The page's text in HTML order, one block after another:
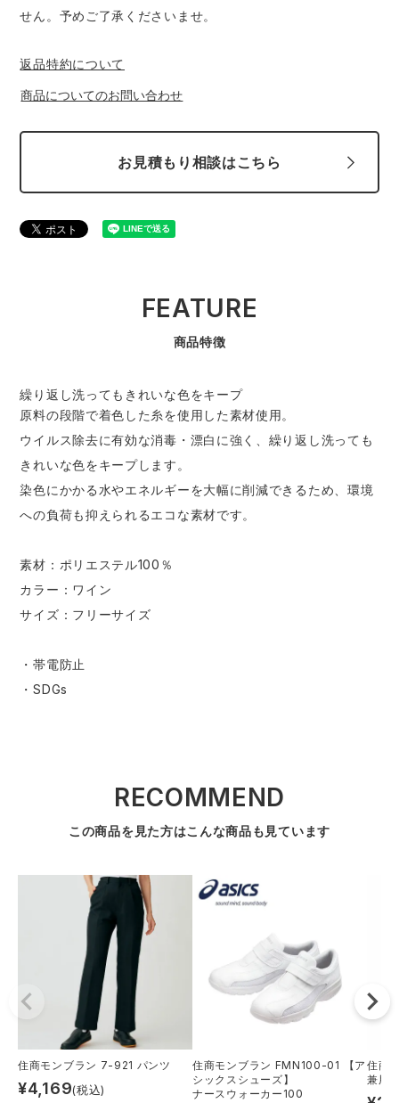
福山ゴム工業
せん。予めご了承くださいませ。
返品特約について
商品についてのお問い合わせ
お見積もり相談はこちら
FEATURE
商品特徴
繰り返し洗ってもきれいな色をキープ
原料の段階で着色した糸を使用した素材使用。
ウイルス除去に有効な消毒・漂白に強く、繰り返し洗っても
きれいな色をキープします。
染色にかかる水やエネルギーを大幅に削減できるため、環境
への負荷も抑えられるエコな素材です。
素材：ポリエステル100％
カラー：ワイン
サイズ：フリーサイズ
・帯電防止
・SDGs
RECOMMEND
この商品を見た方はこんな商品も見ています
住商モンブラン 7-921 パンツ
¥4,169(税込)
住商モンブラン FMN100-01 【ア
シックスシューズ】
ナースウォーカー100
住商
兼用